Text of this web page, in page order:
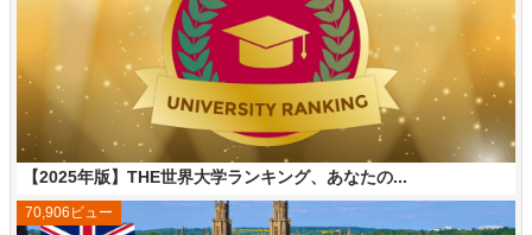
【2025年版】THE世界大学ランキング、あなたの...
70,906ビュー